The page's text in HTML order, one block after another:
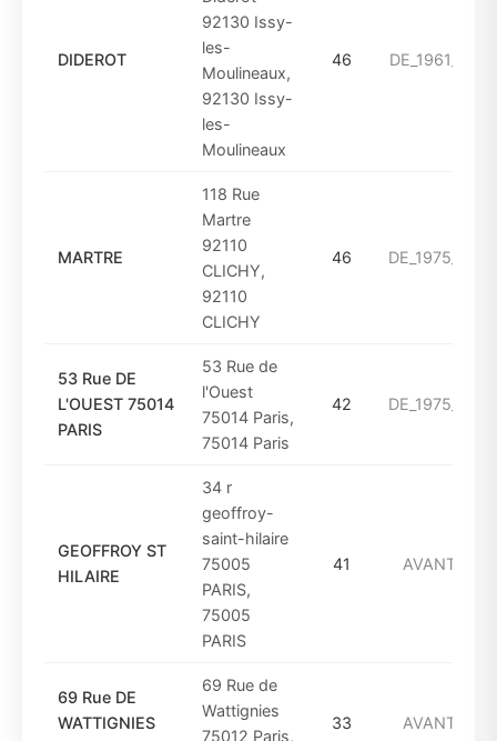
DIDEROT
92130 Issy-
les-
Moulineaux,
92130 Issy-
les-
Moulineaux
46
MARTRE
118 Rue
Martre
92110
CLICHY,
92110
CLICHY
46
53 Rue DE
L'OUEST 75014
PARIS
53 Rue de
l'Ouest
75014 Paris,
75014 Paris
42
GEOFFROY ST
HILAIRE
34 r
geoffroy-
saint-hilaire
75005
PARIS,
75005
PARIS
41 AVANT_1949
69 Rue DE
WATTIGNIES
69 Rue de
Wattignies
75012 Paris,
33 AVANT_1949